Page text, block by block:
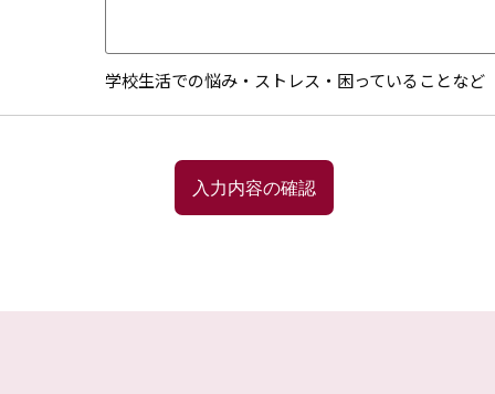
学校生活での悩み・ストレス・困っていることなど